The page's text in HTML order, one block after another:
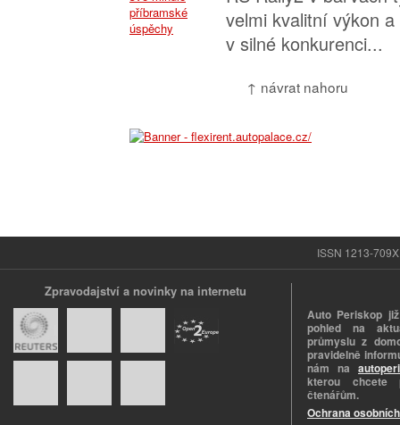
velmi kvalitní výkon
v silné konkurenci...
↑ návrat nahoru
ISSN 1213-
Zpravodajství a novinky na internetu
Auto Periskop
pohled na
průmyslu z
pravidelně
nám na
kterou chcete
čtenářům.
Ochrana